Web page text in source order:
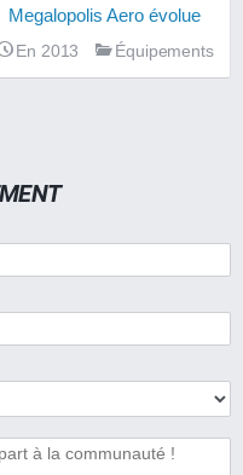
Megalopolis Aero évolue
En 2013 Équipements